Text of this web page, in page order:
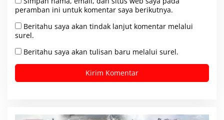
peramban ini untuk komentar saya berikutnya.
Beritahu saya akan tindak lanjut komentar melalui
surel.
Beritahu saya akan tulisan baru melalui surel.